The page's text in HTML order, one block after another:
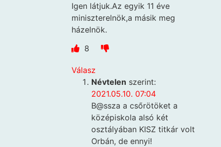
Igen látjuk.Az egyik 11 éve
miniszterelnök,a másik meg
házelnök.
8
Válasz
Névtelen szerint:
2021.05.10. 07:04
B@ssza a csőrötöket a
középiskola alsó két
osztályában KISZ titkár volt
Orbán, de ennyi!